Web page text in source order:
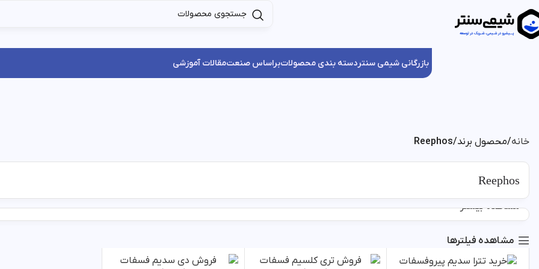
بازرگانی شیمی سنتر دسته بندی محصولاتبراساس صنعتمقالات آموزشی
خانه محصول برند Reephos
Reephos
مشاهده بیشتر
مشاهده فیلترها